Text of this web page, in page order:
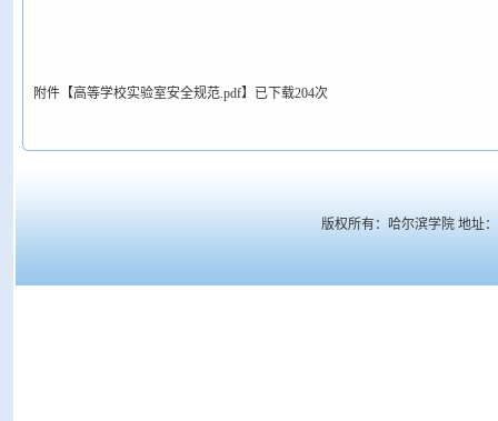
附件【高等学校实验室安全规范.pdf】 已下载204次
版权所有：哈尔滨学院 地址